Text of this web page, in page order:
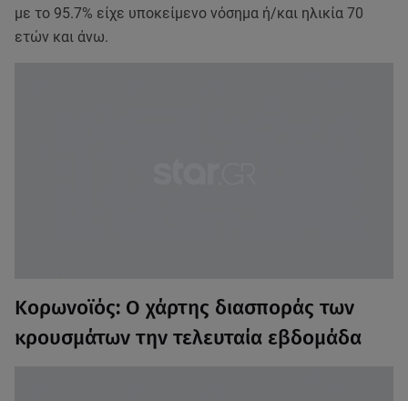
με το 95.7% είχε υποκείμενο νόσημα ή/και ηλικία 70
ετών και άνω.
Κορωνοϊός: Ο χάρτης διασποράς των
κρουσμάτων την τελευταία εβδομάδα